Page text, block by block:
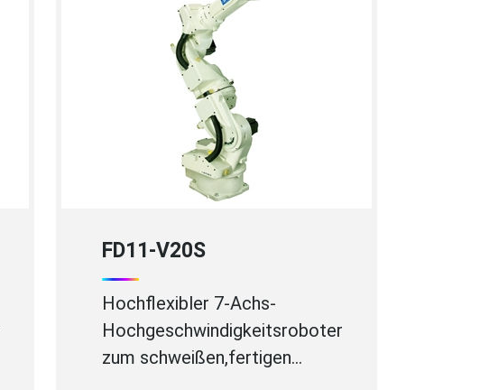
FD11-V20S
Hochflexibler 7-Achs-
Hochgeschwindigkeitsroboter
zum schweißen,fertigen…